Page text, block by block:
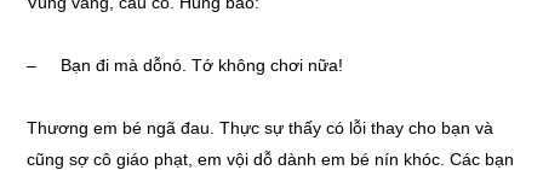
– Bạn đi mà dỗnó. Tớ không chơi nữa!
Thương em bé ngã đau. Thực sự thấy có lỗi thay cho bạn và
cũng sợ cô giáo phạt, em vội dỗ dành em bé nín khóc. Các bạn